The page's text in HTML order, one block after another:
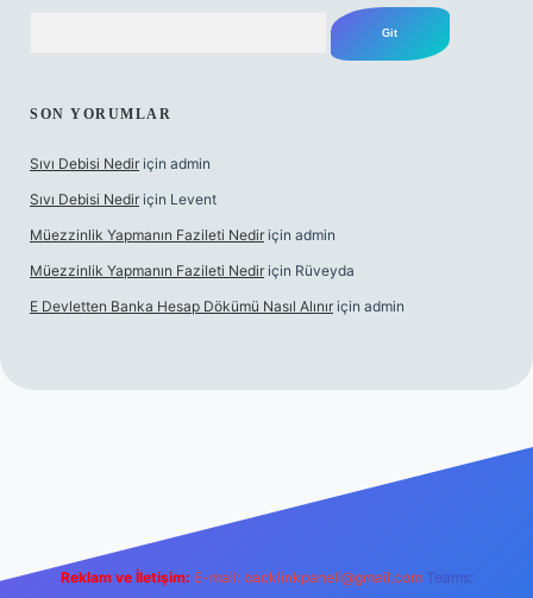
SON YORUMLAR
Sıvı Debisi Nedir için admin
Sıvı Debisi Nedir için Levent
Müezzinlik Yapmanın Fazileti Nedir için admin
Müezzinlik Yapmanın Fazileti Nedir için Rüveyda
E Devletten Banka Hesap Dökümü Nasıl Alınır için admin
Reklam ve İletişim: E-mail: backlinkpaneli@gmail.com Teams: